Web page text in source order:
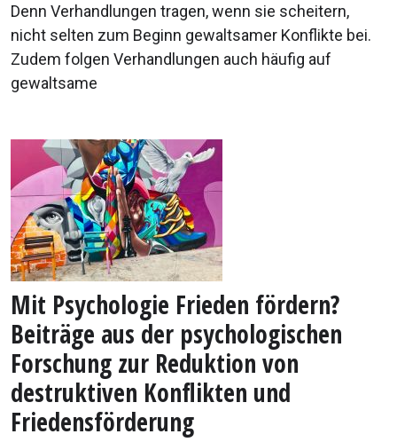
Denn Verhandlungen tragen, wenn sie scheitern,
nicht selten zum Beginn gewaltsamer Konflikte bei.
Zudem folgen Verhandlungen auch häufig auf
gewaltsame
Mit Psychologie Frieden fördern?
Beiträge aus der psychologischen
Forschung zur Reduktion von
destruktiven Konflikten und
Friedensförderung